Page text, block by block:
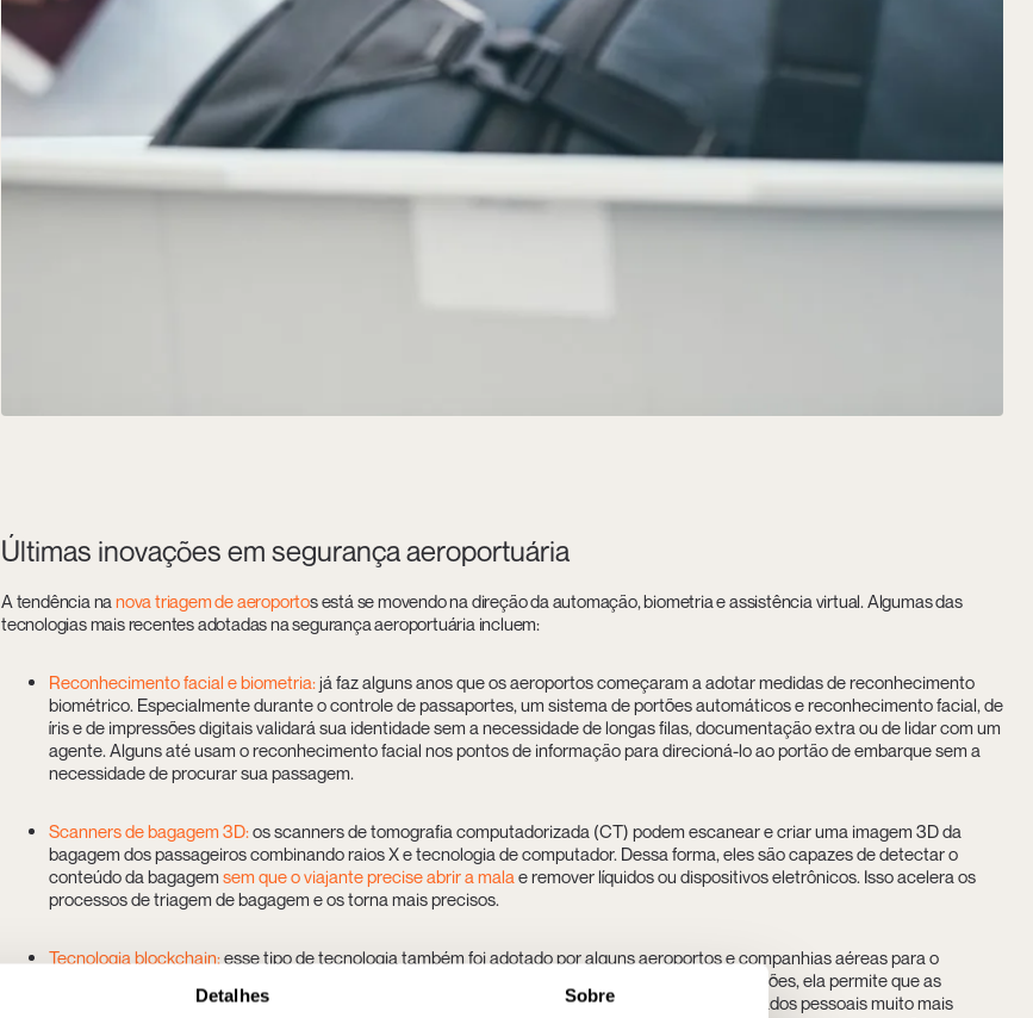
Detalhes Sobre
Últimas inovações em segurança aeroportuária
A tendência na nova triagem de aeroportos está se movendo na direção da automação, biometria e assistência virtual. Algumas das
tecnologias mais recentes adotadas na segurança aeroportuária incluem:
Reconhecimento facial e biometria:já faz alguns anos que os aeroportos começaram a adotar medidas de reconhecimento
biométrico. Especialmente durante o controle de passaportes, um sistema de portões automáticos e reconhecimento facial, de
íris e de impressões digitais validará sua identidade sem a necessidade de longas filas, documentação extra ou de lidar com um
agente. Alguns até usam o reconhecimento facial nos pontos de informação para direcioná-lo ao portão de embarque sem a
necessidade de procurar sua passagem.
Scanners de bagagem 3D:os scanners de tomografia computadorizada (CT) podem escanear e criar uma imagem 3D da
bagagem dos passageiros combinando raios X e tecnologia de computador. Dessa forma, eles são capazes de detectar o
conteúdo da bagagem sem que o viajante precise abrir a mala e remover líquidos ou dispositivos eletrônicos. Isso acelera os
processos de triagem de bagagem e os torna mais precisos.
Tecnologia blockchain:esse tipo de tecnologia também foi adotado por alguns aeroportos e companhias aéreas para o
manuseio de dados de passageiros. Graças à descentralização do armazenamento de informações, ela permite que as
identidades digitais sejam gerenciadas de forma mais segura
, evitando fraudes e tornando os dados pessoais muito mais